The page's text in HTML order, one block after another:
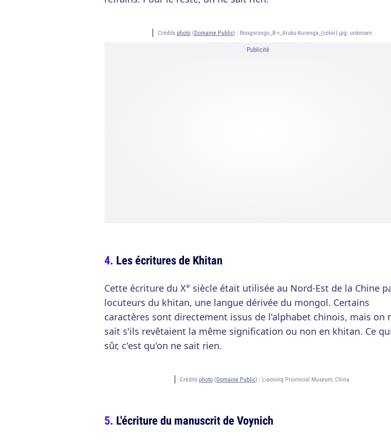
Crédits photo(Domaine Public) : Rongorongo_B-v_Aruku-Kurenga_(color).jpg: unknown
Publicité
Les écritures de Khitan
Cette écriture du X° siècle était utilisée au Nord-Est de la Chine
locuteurs du khitan, une langue dérivée du mongol. Certains
caractères sont directement issus de l'alphabet chinois, mais on
sait s'ils revêtaient la même signification ou non en khitan. Ce
sûr, c'est qu'on ne sait rien.
Crédits photo (Domaine Public) : Liaoning Provincial Museum, China
L'écriture du manuscrit de Voynich